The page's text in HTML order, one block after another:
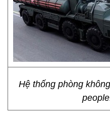
Hệ thống phòng